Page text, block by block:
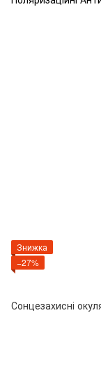
Знижка
−27%